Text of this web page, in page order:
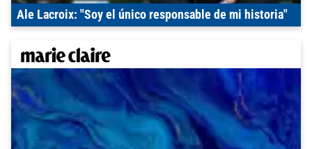
Ale Lacroix: "Soy el único responsable de mi historia"